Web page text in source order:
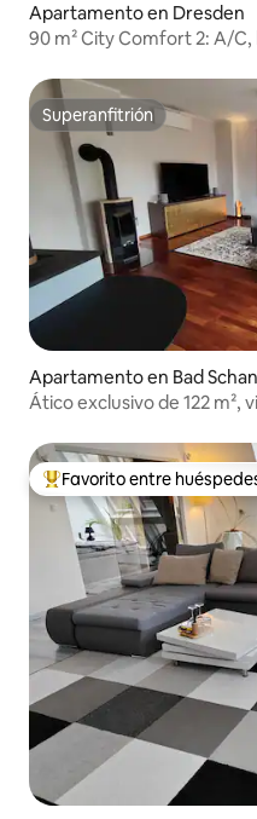
Apartamento en Dresden
90 m² City Comfort 2: A/
Superanfitrión
Superanfitrión
Apartamento en Bad
Favorito entre huéspedes
Favorito entre